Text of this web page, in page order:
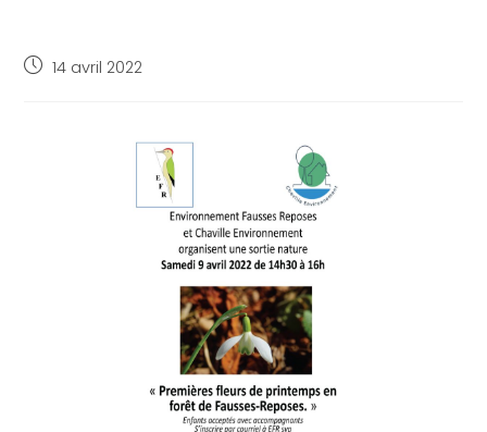
14 avril 2022